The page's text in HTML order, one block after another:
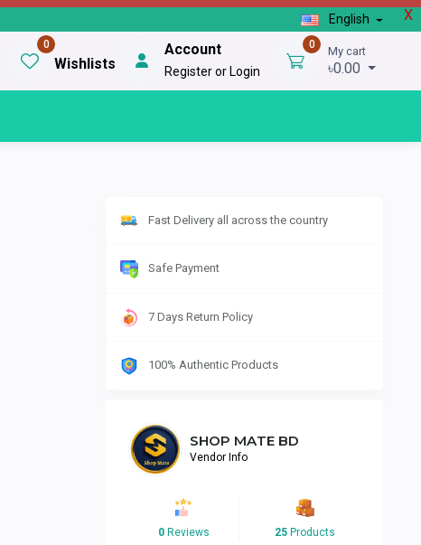
X
English
0
Wishlists
Account
Register or Login
0 My cart
৳0.00
Fast Delivery all across the country
Safe Payment
7 Days Return Policy
100% Authentic Products
SHOP MATE BD
Vendor Info
0Reviews 25Products